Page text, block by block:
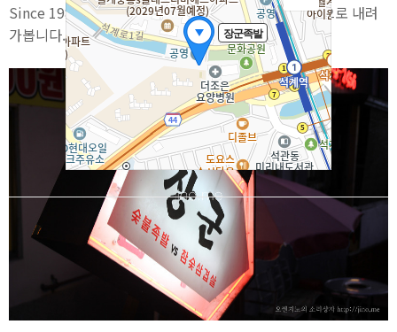
Since 1988의 패기... 장군 숯불족발 vs 참숯삼겹살집으로 내려
가봅니다.